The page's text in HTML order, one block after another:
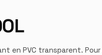
en PVC transparent.